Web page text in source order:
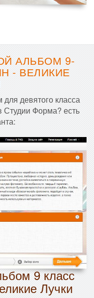
АЛЬБОМ 9-
- ВЕЛИКИЕ
для девятого класса
Студии Форма? есть
9 класс
Лучки